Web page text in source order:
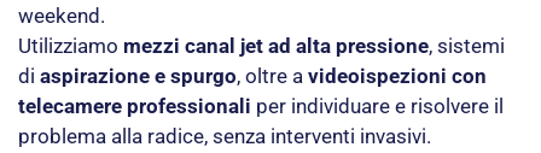
weekend.
Utilizziamo mezzi canal jet ad alta pressione, sistemi
di aspirazione e spurgo, oltre a videoispezioni con
telecamere professionali per individuare e risolvere il
problema alla radice, senza interventi invasivi.